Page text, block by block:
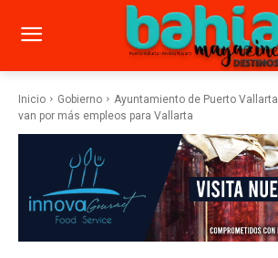
Inicio Gobierno Ayuntamiento de Puerto Vallarta
van por más empleos para Vallarta